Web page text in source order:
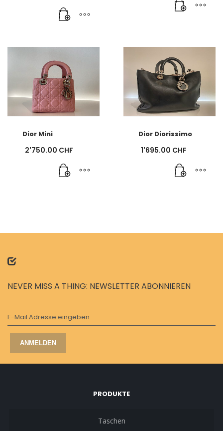
Dior Mini
2'750.00 CHF
Dior Diorissimo
1'695.00 CHF
NEVER MISS A THING: NEWSLETTER ABONNIEREN
E-Mail Adresse eingeben
ANMELDEN
PRODUKTE
Taschen